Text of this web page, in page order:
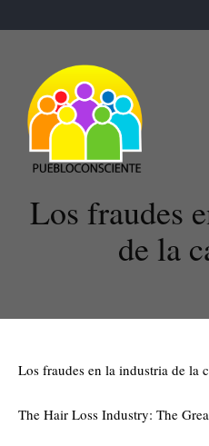
to
Los fraudes
de la
Los fraudes en la industria de la
The Hair Loss Industry: The